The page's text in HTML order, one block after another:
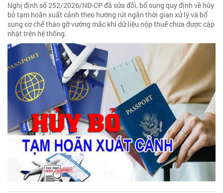
Nghị định số 252/2026/NĐ-CP đã sửa đổi, bổ sung quy định về hủy
bỏ tạm hoãn xuất cảnh theo hướng rút ngắn thời gian xử lý và bổ
sung cơ chế tháo gỡ vướng mắc khi dữ liệu nộp thuế chưa được cập
nhật trên hệ thống.